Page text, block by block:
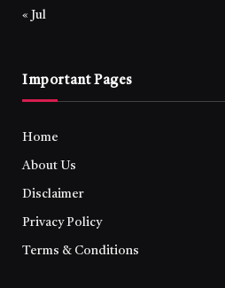
« Jul
Important Pages
Home
About Us
Disclaimer
Privacy Policy
Terms & Conditions